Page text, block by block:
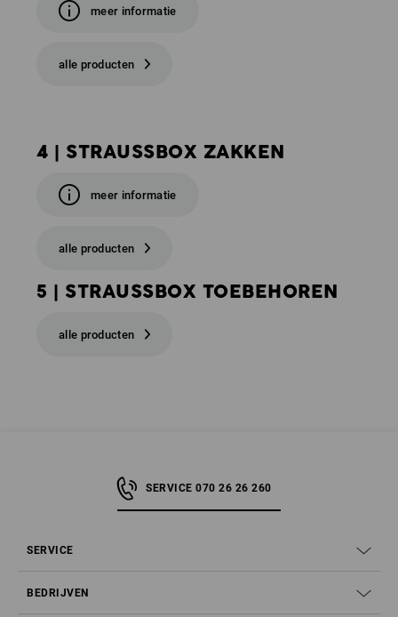
meer informatie
alle producten
4 | STRAUSSBOX ZAKKEN
meer informatie
alle producten
5 | STRAUSSBOX TOEBEHOREN
alle producten
SERVICE 070 26 26 260
SERVICE
BEDRIJVEN